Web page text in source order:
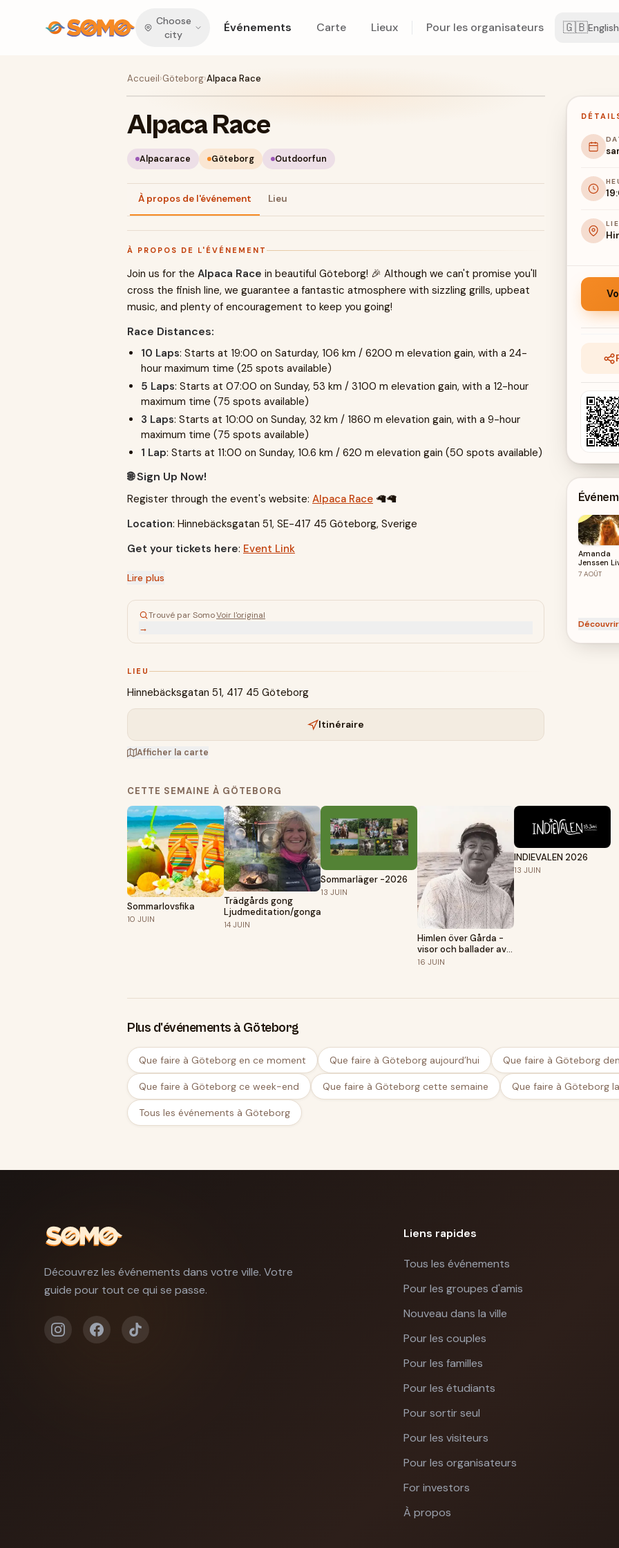
Choose
city
Événements Carte Lieux Pour les organisateurs 🇬🇧English
Accueil›Göteborg›Alpaca Race
Alpaca Race
Alpacarace Göteborg Outdoorfun
À propos de l'événement Lieu
À PROPOS DE L'ÉVÉNEMENT
Join us for the Alpaca Race in beautiful Göteborg! 🎉 Although we can't promise you'll
cross the finish line, we guarantee a fantastic atmosphere with sizzling grills, upbeat
music, and plenty of encouragement to keep you going!
Race Distances:
10 Laps: Starts at 19:00 on Saturday, 106 km / 6200 m elevation gain, with a 24-
hour maximum time (25 spots available)
5 Laps: Starts at 07:00 on Sunday, 53 km / 3100 m elevation gain, with a 12-hour
maximum time (75 spots available)
3 Laps: Starts at 10:00 on Sunday, 32 km / 1860 m elevation gain, with a 9-hour
maximum time (75 spots available)
1 Lap: Starts at 11:00 on Sunday, 10.6 km / 620 m elevation gain (50 spots available)
🌐 Sign Up Now!
Register through the event's website: Alpaca Race 🦙🦙
Location: Hinnebäcksgatan 51, SE-417 45 Göteborg, Sverige
Get your tickets here: Event Link
Lire plus
Trouvé par SomoVoir l'original
→
LIEU
Hinnebäcksgatan 51, 417 45 Göteborg
Itinéraire
Afficher la carte
Amanda
Jenssen
på Liseberg
7 AOÛT
CETTE SEMAINE À GÖTEBORG
Sommarlovsfika
10 JUIN
Trädgårds gong
Ljudmeditation/gongavslappning
14 JUIN
Sommarläger -2026
13 JUIN
Himlen över Gårda -
visor och ballader av
Kent Andersson
16 JUIN
INDIEVALEN 2026
13 JUIN
Plus d'événements à Göteborg
Que faire à Göteborg en ce moment Que faire à Göteborg aujourd’hui Que faire à Göteborg
Que faire à Göteborg ce week-end Que faire à Göteborg cette semaine Que faire à Göteborg
Tous les événements à Göteborg
Découvrez les événements dans votre ville. Votre
guide pour tout ce qui se passe.
Liens rapides
Tous les événements
Pour les groupes d'amis
Nouveau dans la ville
Pour les couples
Pour les familles
Pour les étudiants
Pour sortir seul
Pour les visiteurs
Pour les organisateurs
For investors
À propos